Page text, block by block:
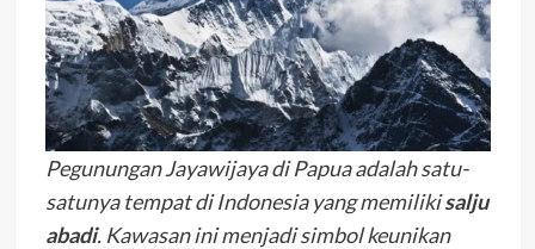
Pegunungan Jayawijaya di Papua adalah satu-
satunya tempat di Indonesia yang memilikisalju
abadi. Kawasan ini menjadi simbol keunikan